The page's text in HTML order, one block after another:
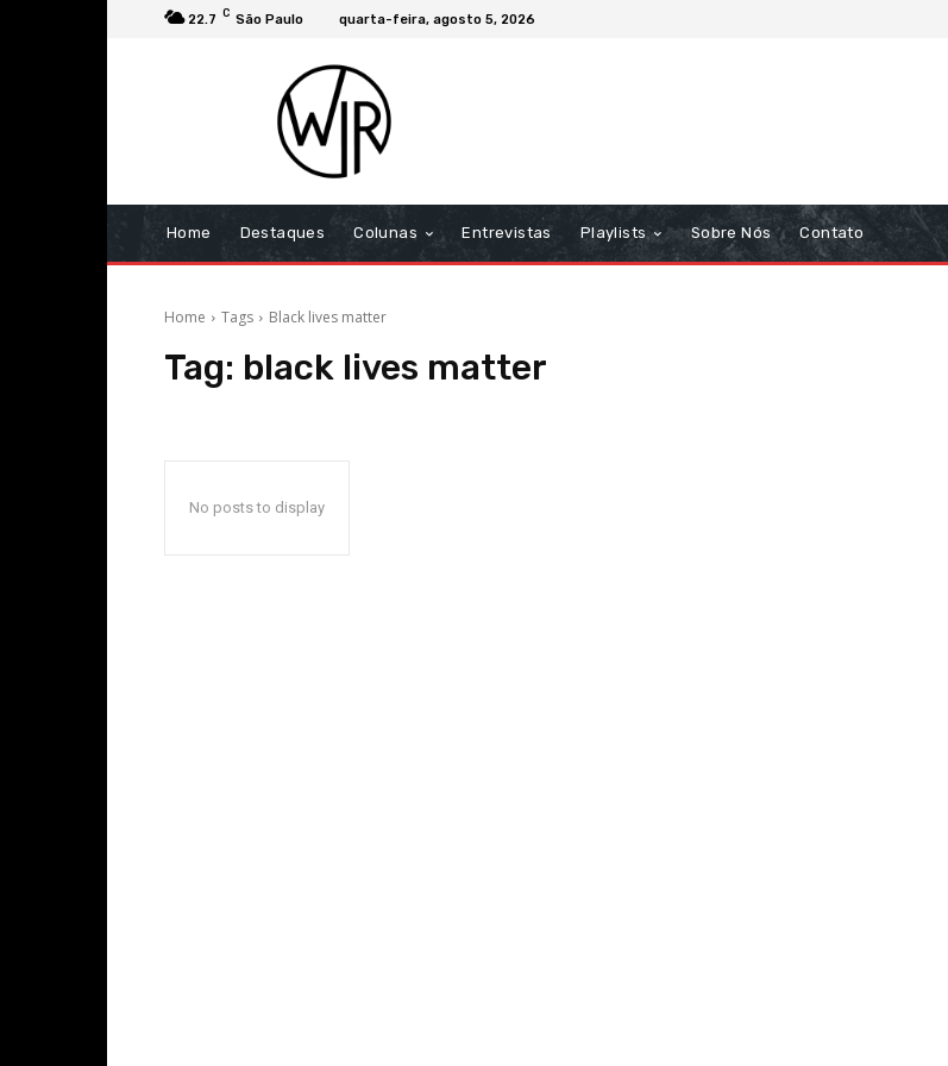
22.7 C São Paulo quarta-feira, agosto 5, 2026
Home Destaques Colunas Entrevistas Playlists Sobre Nós Contato
Home Tags Black lives matter
Tag: black lives matter
No posts to display